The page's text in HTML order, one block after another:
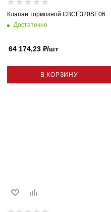
Клапан тормозной CBCE320SE06
Достаточно
64 174,23 ₽/шт
В КОРЗИНУ